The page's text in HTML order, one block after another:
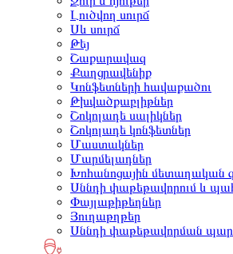
Լուծվող սուրճ
Սև սուրճ
Թեյ
Շաքարավազ
Քաղցրավենիք
Կոնֆետների հավաքածու
Թխվածքաբլիթներ
Շոկոլադե սալիկներ
Շոկոլադե կոնֆետներ
Մաստակներ
Մարմելադներ
Խոհանոցային մետաղական
Սննդի փաթեթավորում և
Փայլաթիթեղներ
Յուղաթղթեր
Սննդի փաթեթավորման